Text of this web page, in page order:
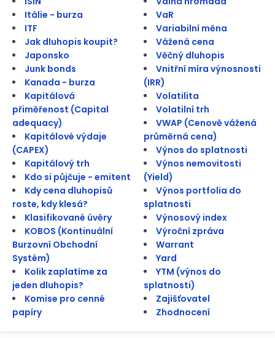
Itálie - burza
ITF
Jak dluhopis koupit?
Japonsko
Junk bonds
Kanada - burza
Kapitálová
přiměřenost (Capital
adequacy)
Kapitálové výdaje
(CAPEX)
Kapitálový trh
Kdo si půjčuje - emitent
Kdy cena dluhopisů
roste, kdy klesá?
Klasifikované úvěry
KOBOS (Kontinuální
Burzovní Obchodní
Systém)
Kolik zaplatíme za
jeden dluhopis?
Komise pro cenné
papíry
VaR
Variabilní měna
Vážená cena
Věčný dluhopis
Vnitřní míra výnosnosti
(IRR)
Volatilita
Volatilní trh
VWAP (Cenově vážená
průměrná cena)
Výnos do splatnosti
Výnos nemovitosti
(Yield)
Výnos portfolia do
splatnosti
Výnosový index
Výroční zpráva
Warrant
Yard
YTM (výnos do
splatnosti)
Zajišťovatel
Zhodnocení